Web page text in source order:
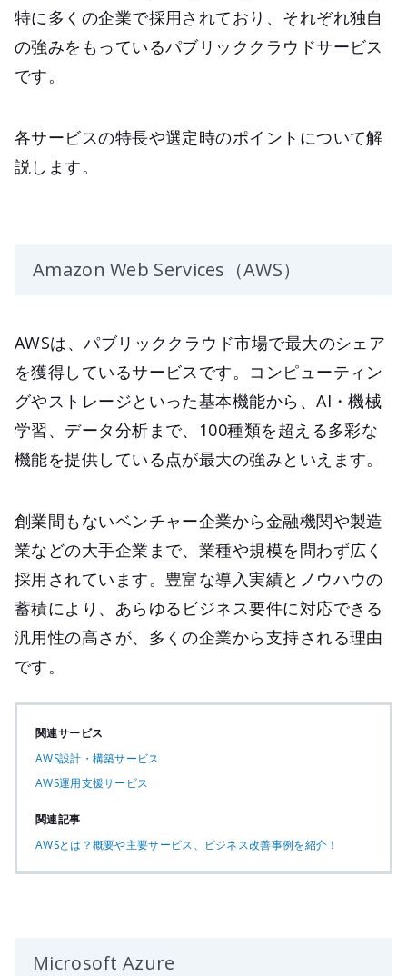
特に多くの企業で採用されており、それぞれ独自
の強みをもっているパブリッククラウドサービス
です。
各サービスの特長や選定時のポイントについて解
説します。
Amazon Web Services（AWS）
AWSは、パブリッククラウド市場で最大のシェア
を獲得しているサービスです。コンピューティン
グやストレージといった基本機能から、AI・機械
学習、データ分析まで、100種類を超える多彩な
機能を提供している点が最大の強みといえます。
創業間もないベンチャー企業から金融機関や製造
業などの大手企業まで、業種や規模を問わず広く
採用されています。豊富な導入実績とノウハウの
蓄積により、あらゆるビジネス要件に対応できる
汎用性の高さが、多くの企業から支持される理由
です。
関連サービス
AWS設計・構築サービス
AWS運用支援サービス
関連記事
AWSとは？概要や主要サービス、ビジネス改善事例を紹介！
Microsoft Azure